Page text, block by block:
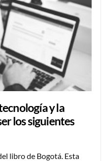
y la
los siguientes
libro de Bogotá. Esta